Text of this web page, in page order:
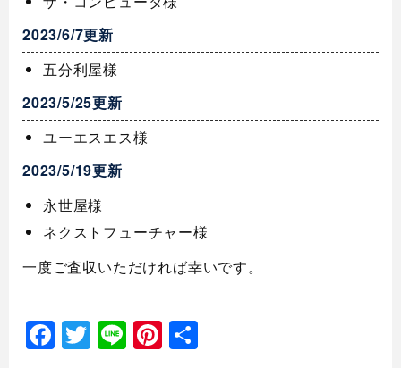
2023/6/7更新
五分利屋様
2023/5/25更新
ユーエスエス様
2023/5/19更新
永世屋様
ネクストフューチャー様
一度ご査収いただければ幸いです。
Facebook
Twitter
LinePinterest